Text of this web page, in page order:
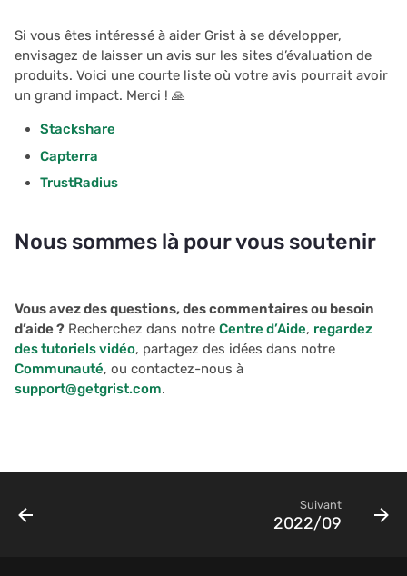
Si vous êtes intéressé à aider Grist à se développer,
envisagez de laisser un avis sur les sites d’évaluation de
produits. Voici une courte liste où votre avis pourrait avoir
un grand impact. Merci ! 🙏
Stackshare
Capterra
TrustRadius
Nous sommes là pour vous soutenir
Vous avez des questions, des commentaires ou besoin
d’aide ? Recherchez dans notre Centre d’Aide, regardez
des tutoriels vidéo, partagez des idées dans notre
Communauté, ou contactez-nous à
support@getgrist.com.
Suivant
2022/09